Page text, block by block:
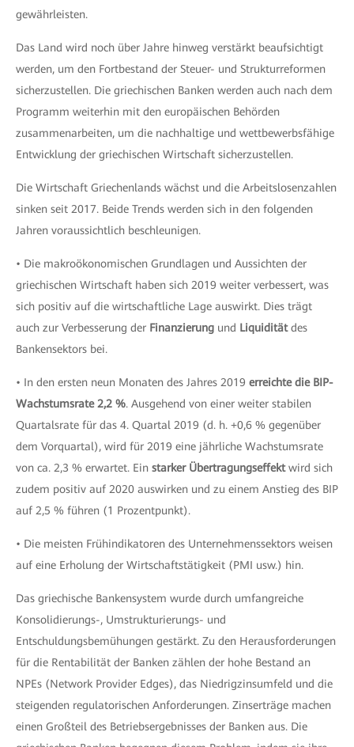
gewährleisten.
Das Land wird noch über Jahre hinweg verstärkt beaufsichtigt
werden, um den Fortbestand der Steuer- und Strukturreformen
sicherzustellen. Die griechischen Banken werden auch nach dem
Programm weiterhin mit den europäischen Behörden
zusammenarbeiten, um die nachhaltige und wettbewerbsfähige
Entwicklung der griechischen Wirtschaft sicherzustellen.
Die Wirtschaft Griechenlands wächst und die Arbeitslosenzahlen
sinken seit 2017. Beide Trends werden sich in den folgenden
Jahren voraussichtlich beschleunigen.
• Die makroökonomischen Grundlagen und Aussichten der
griechischen Wirtschaft haben sich 2019 weiter verbessert, was
sich positiv auf die wirtschaftliche Lage auswirkt. Dies trägt
auch zur Verbesserung der Finanzierung und Liquiditätdes
Bankensektors bei.
• In den ersten neun Monaten des Jahres 2019 erreichte die BIP-
Wachstumsrate 2,2 %. Ausgehend von einer weiter stabilen
Quartalsrate für das 4. Quartal 2019 (d. h. +0,6 % gegenüber
dem Vorquartal), wird für 2019 eine jährliche Wachstumsrate
von ca. 2,3 % erwartet. Ein starker Übertragungseffektwird sich
zudem positiv auf 2020 auswirken und zu einem Anstieg des BIP
auf 2,5 % führen (1 Prozentpunkt).
• Die meisten Frühindikatoren des Unternehmenssektors weisen
auf eine Erholung der Wirtschaftstätigkeit (PMI usw.) hin.
Das griechische Bankensystem wurde durch umfangreiche
Konsolidierungs-, Umstrukturierungs- und
Entschuldungsbemühungen gestärkt. Zu den Herausforderungen
für die Rentabilität der Banken zählen der hohe Bestand an
NPEs (Network Provider Edges), das Niedrigzinsumfeld und die
steigenden regulatorischen Anforderungen. Zinserträge machen
einen Großteil des Betriebsergebnisses der Banken aus. Die